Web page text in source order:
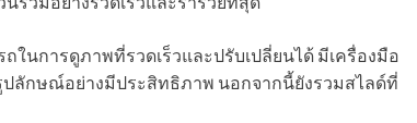
ในการดูภาพที่รวดเร็วและปรับเปลี่ยนได้ มีเครื่องมือ
ลักษณ์อย่างมีประสิทธิภาพ นอกจากนี้ยังรวมสไลด์ที่